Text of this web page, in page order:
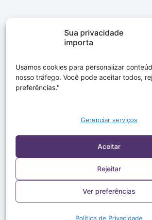
Sua privacidade
importa
Usamos cookies para personalizar
nosso tráfego. Você pode aceitar todos,
preferências."
Gerenciar serviços
Aceitar
Rejeitar
Ver preferências
Política de Privacidade